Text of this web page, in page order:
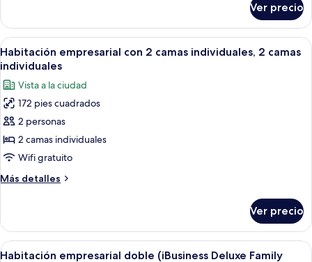
size
(iBusiness
Premier
Queen
Room)
empresarial
doble,
1
cama
size
(iBusiness
Premier
Queen
Room)
Ver precio
Abrir
todas
las
fotos
de
Habitación
empresarial
con
2
camas
2
camas
individuales
Habitación de hotel moderna con
5
Habitación empresarial con 2 camas individuales, 2 camas
individuales
Vista a la ciudad
172 pies cuadrados
2 personas
2 camas individuales
Wifi gratuito
Más detalles
Más
empresarial
con
2
Ver precio
Abrir
Habitación de hotel moderna con
4
Habitación empresarial doble (iBusiness Deluxe Family